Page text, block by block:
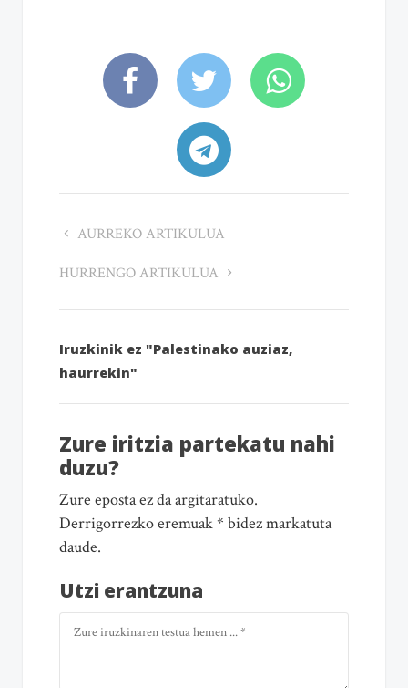
AURREKO ARTIKULUA
HURRENGO ARTIKULUA
Iruzkinik ez "Palestinako auziaz,
haurrekin"
Zure iritzia partekatu nahi
duzu?
Zure eposta ez da argitaratuko.
Derrigorrezko eremuak * bidez markatuta
daude.
Utzi erantzuna